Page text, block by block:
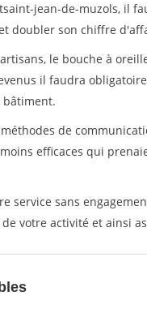
jean-de-muzols, il
doubler son chiffre
le bouche à
il faudra
bâtiment.
de
efficaces qui
service sans
votre activité et ainsi